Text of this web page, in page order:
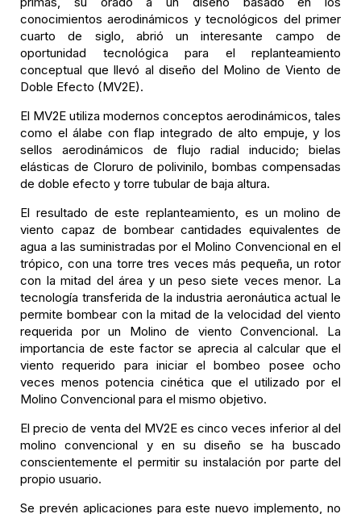
conocimientos aerodinámicos y tecnológicos del primer
cuarto de siglo, abrió un interesante campo de
oportunidad tecnológica para el replanteamiento
conceptual que llevó al diseño del Molino de Viento de
Doble Efecto (MV2E).
El MV2E utiliza modernos conceptos aerodinámicos, tales
como el álabe con flap integrado de alto empuje, y los
sellos aerodinámicos de flujo radial inducido; bielas
elásticas de Cloruro de polivinilo, bombas compensadas
de doble efecto y torre tubular de baja altura.
El resultado de este replanteamiento, es un molino de
viento capaz de bombear cantidades equivalentes de
agua a las suministradas por el Molino Convencional en el
trópico, con una torre tres veces más pequeña, un rotor
con la mitad del área y un peso siete veces menor. La
tecnología transferida de la industria aeronáutica actual le
permite bombear con la mitad de la velocidad del viento
requerida por un Molino de viento Convencional. La
importancia de este factor se aprecia al calcular que el
viento requerido para iniciar el bombeo posee ocho
veces menos potencia cinética que el utilizado por el
Molino Convencional para el mismo objetivo.
El precio de venta del MV2E es cinco veces inferior al del
molino convencional y en su diseño se ha buscado
conscientemente el permitir su instalación por parte del
propio usuario.
Se prevén aplicaciones para este nuevo implemento, no